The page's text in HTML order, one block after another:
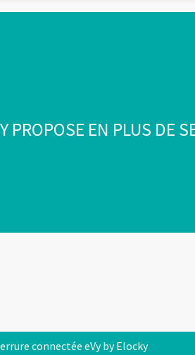
PROPOSE EN PLUS DE
connectée eVy by Elocky